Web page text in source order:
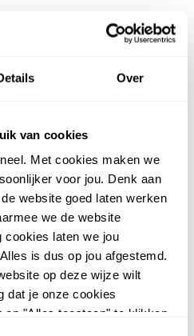
Over
van cookies
Met cookies maken we
voor jou. Denk aan
website goed laten werken
we de website
cookies laten we jou
is dus op jou afgestemd.
op deze wijze wilt
dat je onze cookies
"Alles toestaan" te klikken.